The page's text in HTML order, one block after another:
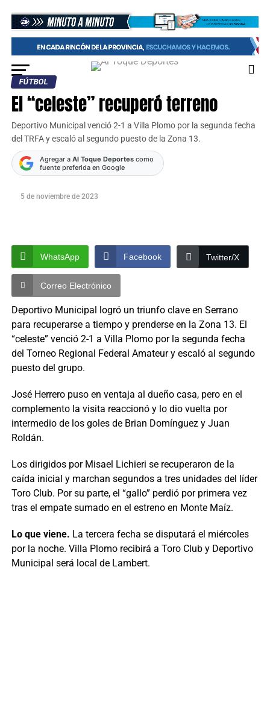
FÚTBOL
El “celeste” recuperó terreno
Deportivo Municipal venció 2-1 a Villa Plomo por la segunda fecha
del TRFA y escaló al segundo puesto de la Zona 13.
Agregar a Al Toque Deportescomo
fuente preferida en Google
5 de noviembre de 2023
WhatsApp Facebook Twitter/X
Correo Electrónico
Deportivo Municipal logró un triunfo clave en Serrano
para recuperarse a tiempo y prenderse en la Zona 13. El
“celeste” venció 2-1 a Villa Plomo por la segunda fecha
del Torneo Regional Federal Amateur y escaló al segundo
puesto del grupo.
José Herrero puso en ventaja al dueño casa, pero en el
complemento la visita reaccionó y lo dio vuelta por
intermedio de los goles de Brian Domínguez y Juan
Roldán.
Los dirigidos por Misael Lichieri se recuperaron de la
caída inicial y marchan segundos a tres unidades del líder
Toro Club. Por su parte, el “gallo” perdió por primera vez
tras el empate sumado en el estreno en Monte Maíz.
Lo que viene. La tercera fecha se disputará el miércoles
por la noche. Villa Plomo recibirá a Toro Club y Deportivo
Municipal será local de Lambert.